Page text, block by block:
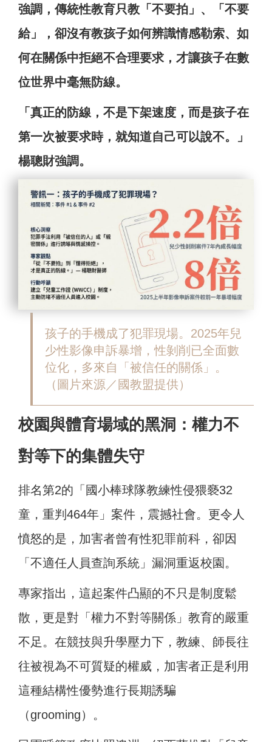
強調，傳統性教育只教「不要拍」、「不要
給」，卻沒有教孩子如何辨識情感勒索、如
何在關係中拒絕不合理要求，才讓孩子在數
位世界中毫無防線。
「真正的防線，不是下架速度，而是孩子在
第一次被要求時，就知道自己可以說不。」
楊聰財強調。
孩子的手機成了犯罪現場。2025年兒
少性影像申訴暴增，性剝削已全面數
位化，多來自「被信任的關係」。
（圖片來源／國教盟提供）
校園與體育場域的黑洞：權力不
對等下的集體失守
排名第2的「國小棒球隊教練性侵猥褻32
童，重判464年」案件，震撼社會。更令人
憤怒的是，加害者曾有性犯罪前科，卻因
「不適任人員查詢系統」漏洞重返校園。
專家指出，這起案件凸顯的不只是制度鬆
散，更是對「權力不對等關係」教育的嚴重
不足。在競技與升學壓力下，教練、師長往
往被視為不可質疑的權威，加害者正是利用
這種結構性優勢進行長期誘騙
（grooming）。